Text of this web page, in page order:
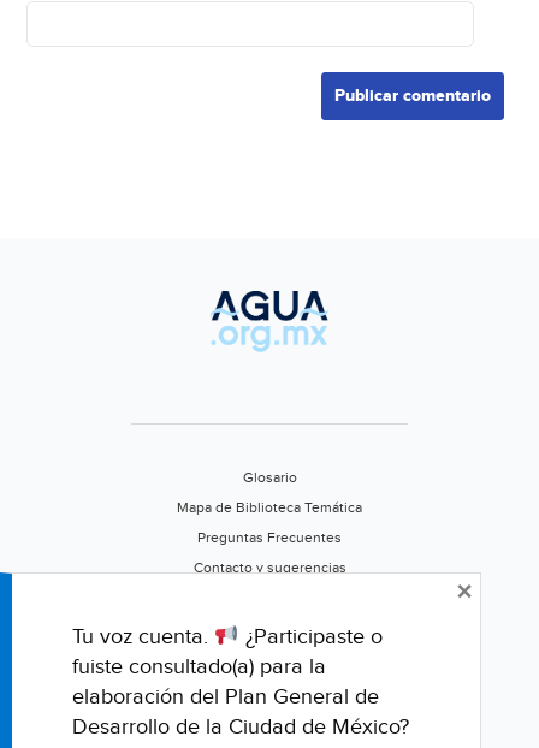
Glosario
Mapa de Biblioteca Temática
Preguntas Frecuentes
Contacto y sugerencias
Califica este portal
Tu voz cuenta.
¿Participaste o
fuiste consultado(a) para la
elaboración del Plan General de
Desarrollo de la Ciudad de México?
×